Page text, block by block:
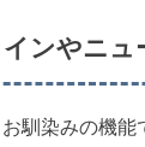
ンやニュ
馴染みの機能